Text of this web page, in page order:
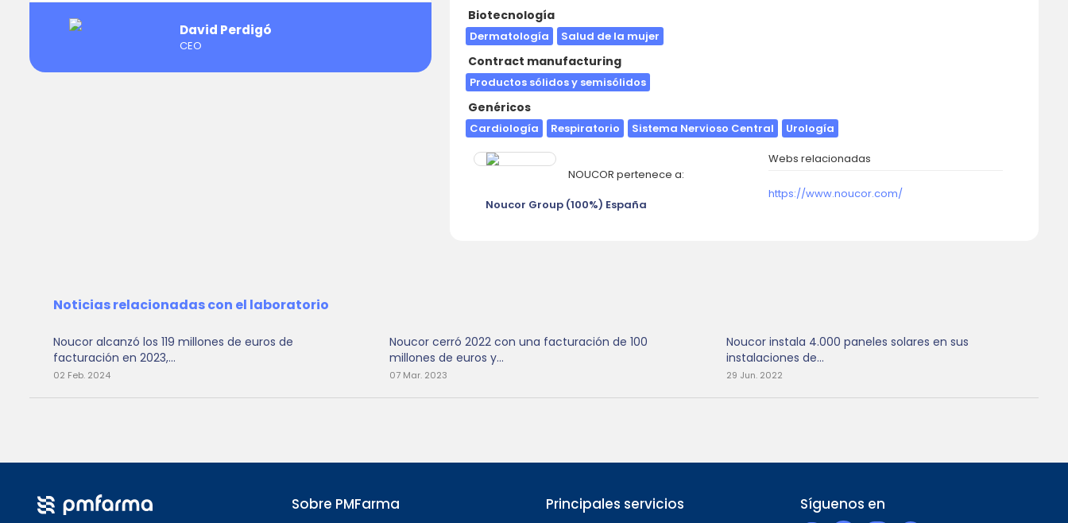
David Perdigó
CEO
Biotecnología
Dermatología Salud de la mujer
Contract manufacturing
Productos sólidos y semisólidos
Genéricos
Cardiología Respiratorio Sistema Nervioso Central Urología
NOUCOR pertenece a:
Noucor Group (100%) España
Webs relacionadas
https://www.noucor.com/
Noticias relacionadas con el laboratorio
Noucor alcanzó los 119 millones de euros de
facturación en 2023,...
02 Feb. 2024
Noucor cerró 2022 con una facturación de 100
millones de euros y...
07 Mar. 2023
Noucor instala 4.000 paneles solares en sus
instalaciones de...
29 Jun. 2022
Sobre PMFarma Principales servicios Síguenos en